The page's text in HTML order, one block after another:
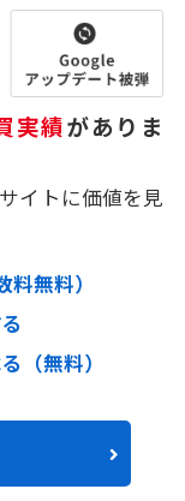
実績がありま
イトに価値を見
無料）
（無料）